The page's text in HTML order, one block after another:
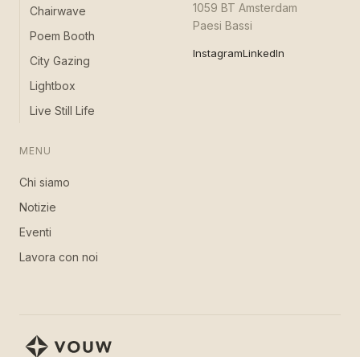
Chairwave
Poem Booth
City Gazing
Lightbox
Live Still Life
MENU
Chi siamo
Notizie
Eventi
Lavora con noi
1059 BT Amsterdam
Paesi Bassi
InstagramLinkedIn